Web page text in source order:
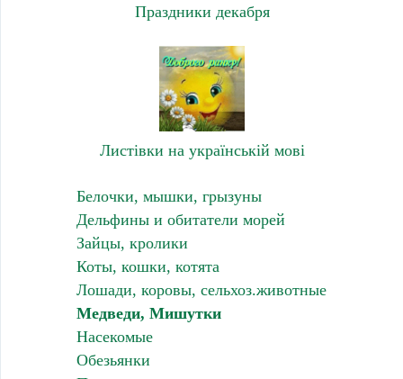
Праздники декабря
Листівки на українській мові
Белочки, мышки, грызуны
Дельфины и обитатели морей
Зайцы, кролики
Коты, кошки, котята
Лошади, коровы, сельхоз.животные
Медведи, Мишутки
Насекомые
Обезьянки